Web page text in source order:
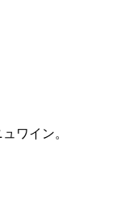
ワイン。